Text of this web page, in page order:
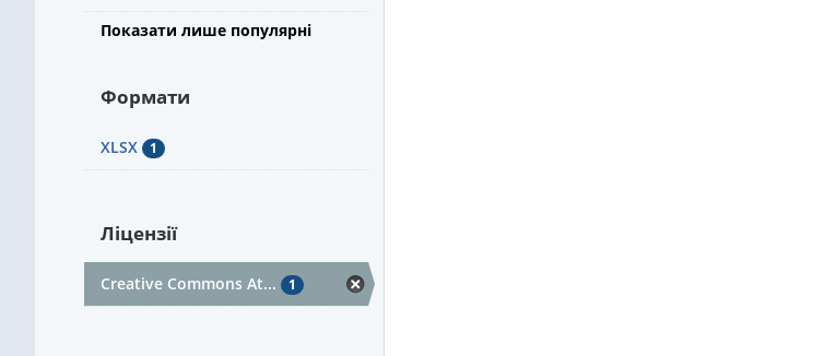
Показати лише популярні
Формати
XLSX 1
Ліцензії
Creative Commons At... 1